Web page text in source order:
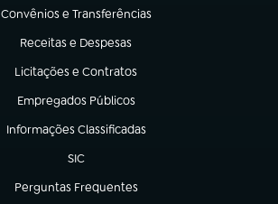
Convênios e Transferências
(abre em nova aba)
Receitas e Despesas
(abre em nova aba)
Licitações e Contratos
(abre em nova aba)
Empregados Públicos
(abre em nova aba)
Informações Classificadas
(abre em nova aba)
SIC
(abre em nova aba)
Perguntas Frequentes
(abre em nova aba)